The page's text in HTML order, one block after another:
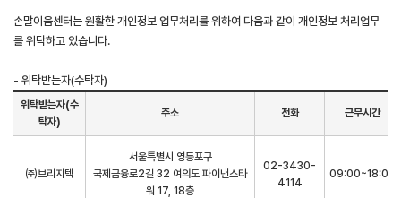
손말이음센터는 원활한 개인정보 업무처리를 위하여 다음과 같이 개인정보 처리업무
를 위탁하고 있습니다.
- 위탁받는자(수탁자)
위탁받는자(수
탁자)
주소 전화 근무시간
㈜브리지텍
서울특별시 영등포구
국제금융로2길 32 여의도 파이낸스타
워 17, 18층
02-3430-
4114
09:00~18:00